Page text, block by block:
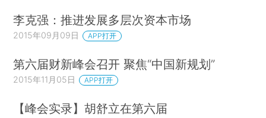
李克强：推进发展多层次资本市场
2015年09月09日 APP打开
第六届财新峰会召开 聚焦“中国新规划”
2015年11月05日 APP打开
【峰会实录】胡舒立在第六届